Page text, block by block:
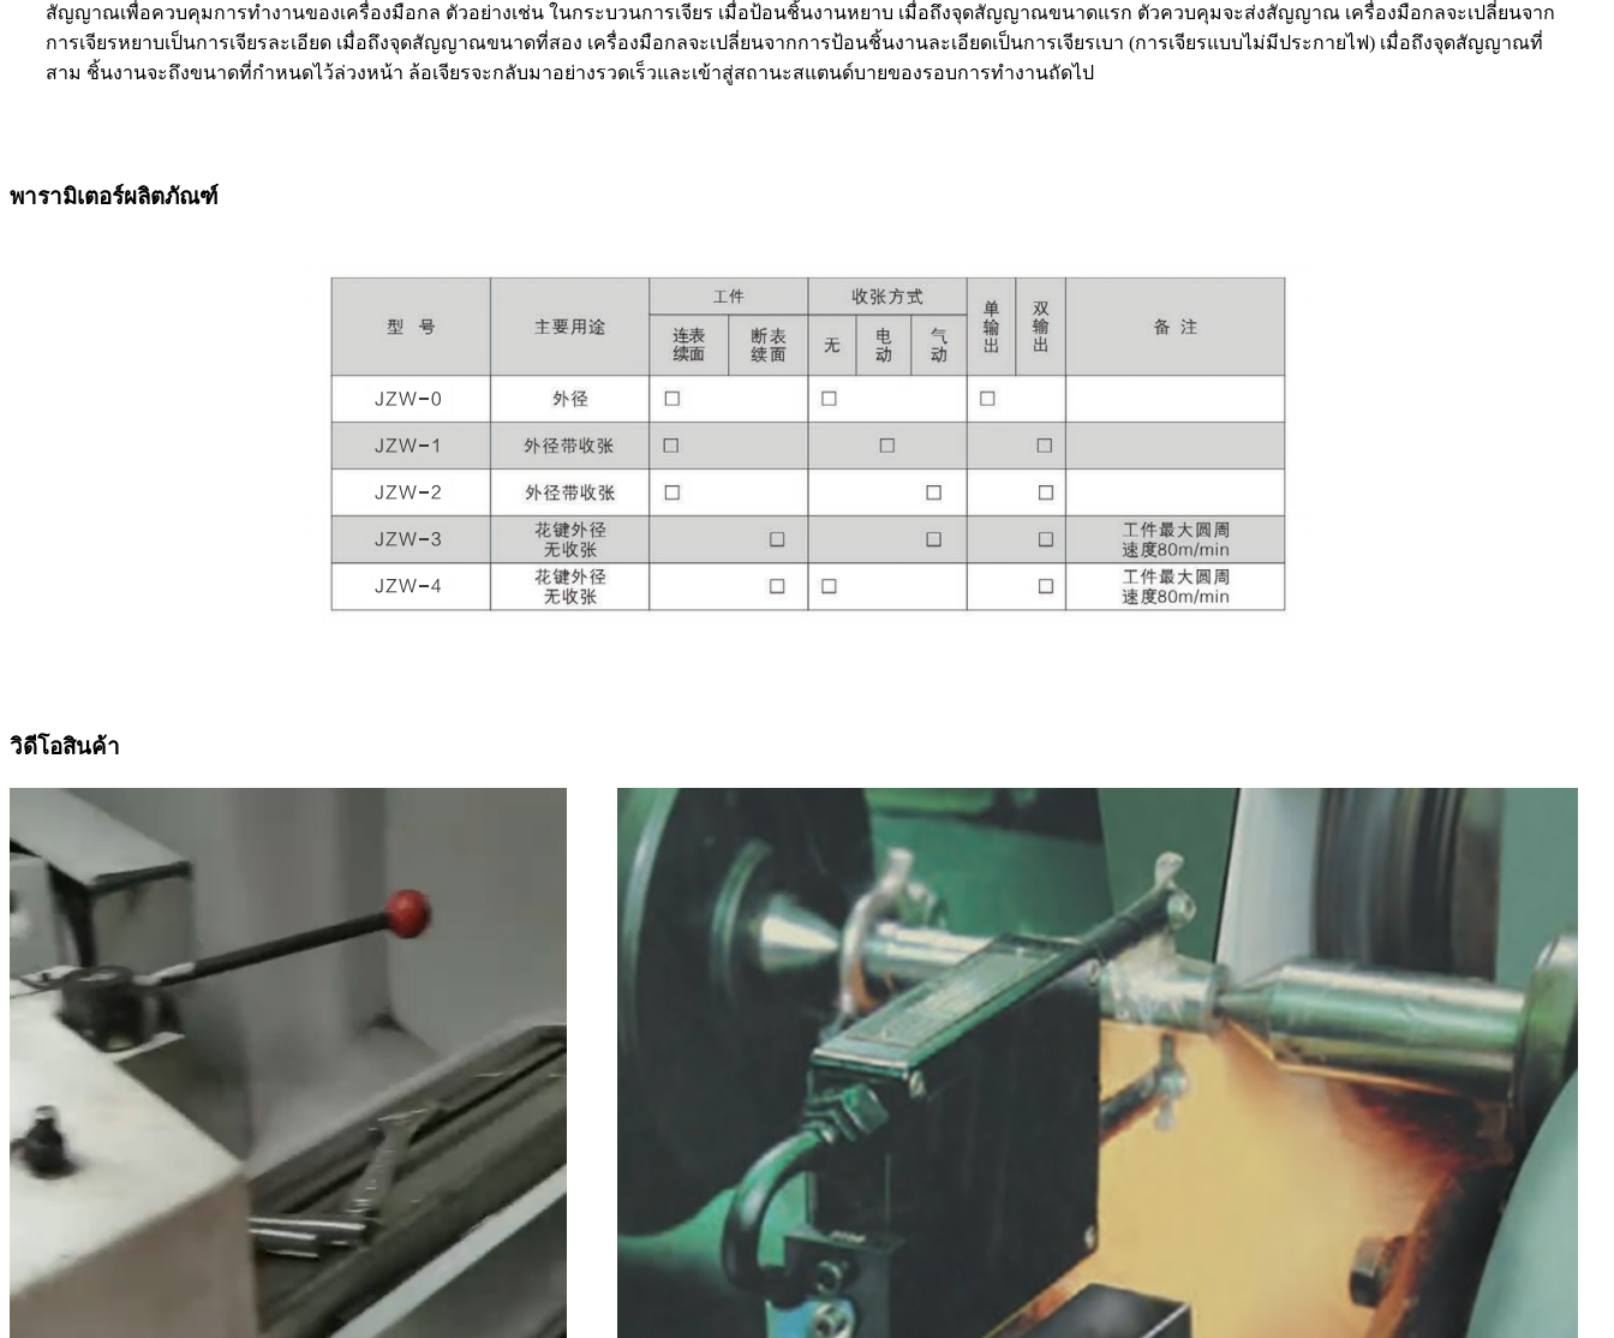
สัญญาณเพื่อควบคุมการทำงานของเครื่องมือกล ตัวอย่างเช่น ในกระบวนการเจียร เมื่อป้อนชิ้นงานหยาบ เมื่อถึงจุดสัญญาณขนาดแรก ตัวควบคุมจะส่งสัญญาณ เครื่องมือกลจะเปลี่ยนจาก
การเจียรหยาบเป็นการเจียรละเอียด เมื่อถึงจุดสัญญาณขนาดที่สอง เครื่องมือกลจะเปลี่ยนจากการป้อนชิ้นงานละเอียดเป็นการเจียรเบา (การเจียรแบบไม่มีประกายไฟ) เมื่อถึงจุดสัญญาณที่
สาม ชิ้นงานจะถึงขนาดที่กำหนดไว้ล่วงหน้า ล้อเจียรจะกลับมาอย่างรวดเร็วและเข้าสู่สถานะสแตนด์บายของรอบการทำงานถัดไป
พารามิเตอร์ผลิตภัณฑ์
วิดีโอสินค้า